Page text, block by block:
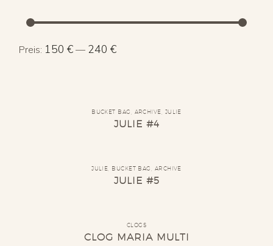
Min.
Max.
Preis: 150 €— 240 €
BUCKET BAG ARCHIVE JULIE
JULIE #4
JULIE BUCKET BAG ARCHIVE
JULIE #5
CLOGS
CLOG MARIA MULTI